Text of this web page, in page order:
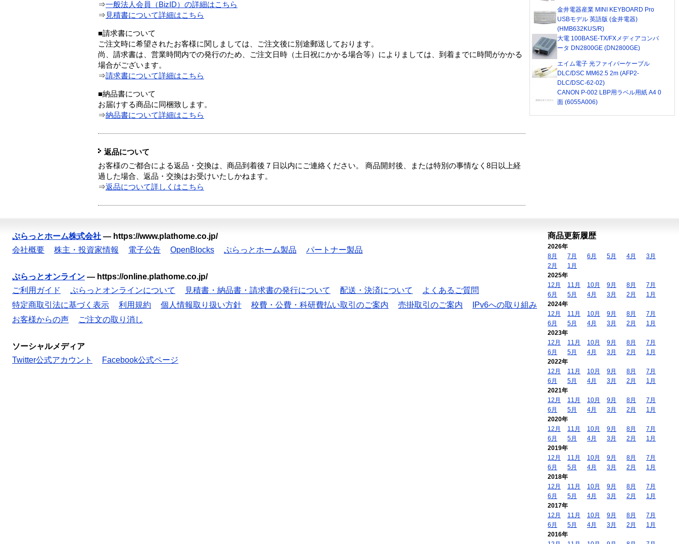
⇒一般法人会員（BizID）の詳細はこちら
⇒ 見積書について詳細はこちら
■請求書について
ご注文時に希望されたお客様に関しましては、ご注文後に別途郵送しております。
尚、請求書は、営業時間内での発行のため、ご注文日時（土日祝にかかる場合等）によりましては、到着までに時間がかかる
場合がございます。
⇒請求書について詳細はこちら
■納品書について
お届けする商品に同梱致します。
⇒納品書について詳細はこちら
返品について
お客様のご都合による返品・交換は、商品到着後７日以内にご連絡ください。 商品開封後、または特別の事情なく8日以上経
過した場合、返品・交換はお受けいたしかねます。
⇒返品について詳しくはこちら
金井電器産業 MINI KEYBOARD Pro
USBモデル 英語版 (金井電器)
(HMB632KUS/R)
大電 100BASE-TX/FXメディアコンバ
ータ DN2800GE (DN2800GE)
エイム電子 光ファイバーケーブル
DLC/DSC MM62.5 2m (AFP2-
DLC/DSC-62-02)
CANON P-002 LBP用ラベル用紙 A4 0
面 (6055A006)
ぷらっとホーム株式会社 — https://www.plathome.co.jp/
会社概要
株主・投資家情報 電子公告 OpenBlocks ぷらっとホーム製品 パートナー製品
ぷらっとオンライン — https://online.plathome.co.jp/
ご利用ガイド
ぷらっとオンラインについて 見積書・納品書・請求書の発行について 配送・決済について
よくあるご質問
特定商取引法に基づく表示
利用規約 個人情報取り扱い方針 校費・公費・科研費払い取引のご案内 売掛取引のご案内
IPv6への取り組み
お客様からの声
ご注文の取り消し
ソーシャルメディア
Twitter公式アカウント
Facebook公式ページ
商品更新履歴
2026年
8月
7月 6月 5月 4月
3月
2月
1月
2025年
12月
11月 10月 9月 8月
7月
6月
5月 4月 3月 2月
1月
2024年
12月
11月 10月 9月 8月
7月
6月
5月 4月 3月 2月
1月
2023年
12月
11月 10月 9月 8月
7月
6月
5月 4月 3月 2月
1月
2022年
12月
11月 10月 9月 8月
7月
6月
5月 4月 3月 2月
1月
2021年
12月
11月 10月 9月 8月
7月
6月
5月 4月 3月 2月
1月
2020年
12月
11月 10月 9月 8月
7月
6月
5月 4月 3月 2月
1月
2019年
12月
11月 10月 9月 8月
7月
6月
5月 4月 3月 2月
1月
2018年
12月
11月 10月 9月 8月
7月
6月
5月 4月 3月 2月
1月
2017年
12月
11月 10月 9月 8月
7月
6月
5月 4月 3月 2月
1月
2016年